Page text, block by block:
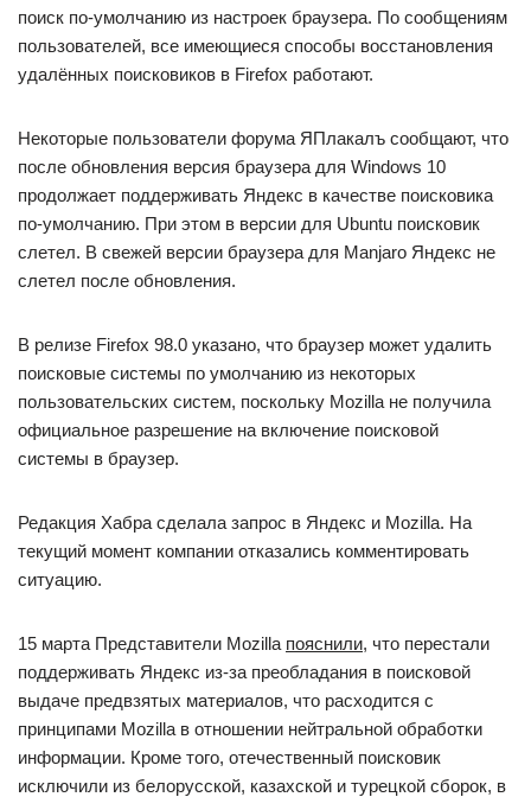
поиск по-умолчанию из настроек браузера. По сообщениям
пользователей, все имеющиеся способы восстановления
удалённых поисковиков в Firefox работают.
Некоторые пользователи форума ЯПлакалъ сообщают, что
после обновления версия браузера для Windows 10
продолжает поддерживать Яндекс в качестве поисковика
по-умолчанию. При этом в версии для Ubuntu поисковик
слетел. В свежей версии браузера для Manjaro Яндекс не
слетел после обновления.
В релизе Firefox 98.0 указано, что браузер может удалить
поисковые системы по умолчанию из некоторых
пользовательских систем, поскольку Mozilla не получила
официальное разрешение на включение поисковой
системы в браузер.
Редакция Хабра сделала запрос в Яндекс и Mozilla. На
текущий момент компании отказались комментировать
ситуацию.
15 марта Представители Mozilla пояснили, что перестали
поддерживать Яндекс из-за преобладания в поисковой
выдаче предвзятых материалов, что расходится с
принципами Mozilla в отношении нейтральной обработки
информации. Кроме того, отечественный поисковик
исключили из белорусской, казахской и турецкой сборок, в